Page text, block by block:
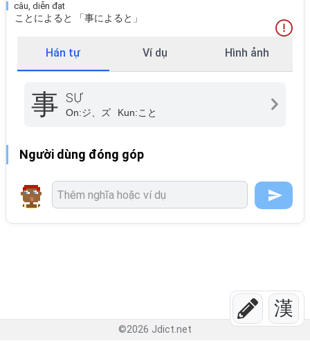
漢
câu, diễn đạt
ことによると 「事によると」
Hán tự Ví dụ Hình ảnh
事 SỰ
On:ジ、ズ Kun:こと
Người dùng đóng góp
©2026 Jdict.net